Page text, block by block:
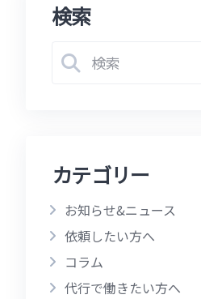
検索
カテゴリー
お知らせ&ニュース
依頼したい方へ
コラム
代行で働きたい方へ